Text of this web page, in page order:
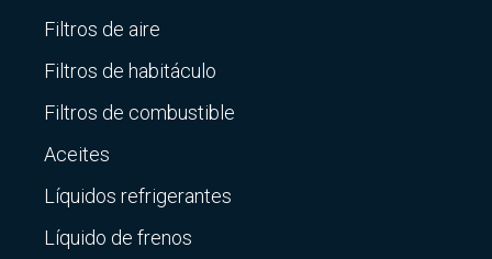
Filtros de aire
Filtros de habitáculo
Filtros de combustible
Aceites
Líquidos refrigerantes
Líquido de frenos